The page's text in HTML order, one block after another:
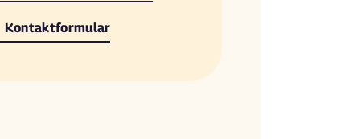
Kontaktformular